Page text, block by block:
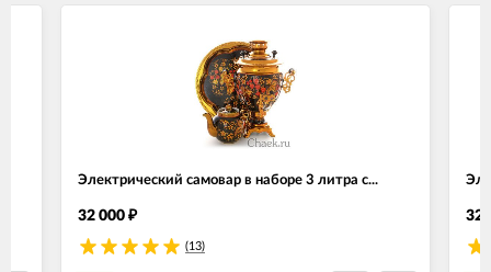
Электрический самовар в наборе 3 литра с...
32 000 ₽
(13)
32